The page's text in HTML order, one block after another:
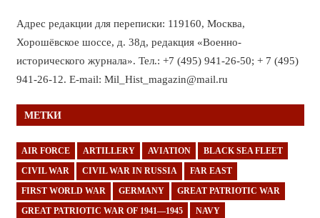
Адрес редакции для переписки: 119160, Москва,
Хорошёвское шоссе, д. 38д, редакция «Военно-
исторического журнала». Тел.: +7 (495) 941-26-50; + 7 (495)
941-26-12. E-mail: Mil_Hist_magazin@mail.ru
МЕТКИ
AIR FORCE ARTILLERY AVIATION BLACK SEA FLEET
CIVIL WAR CIVIL WAR IN RUSSIA FAR EAST
FIRST WORLD WAR GERMANY GREAT PATRIOTIC WAR
GREAT PATRIOTIC WAR OF 1941—1945 NAVY